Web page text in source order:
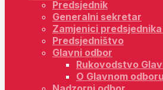
Predsjednik
Generalni sekretar
Zamjenici predsjednika
Predsjedništvo
Glavni odbor
Rukovodstvo
O Glavnom odboru